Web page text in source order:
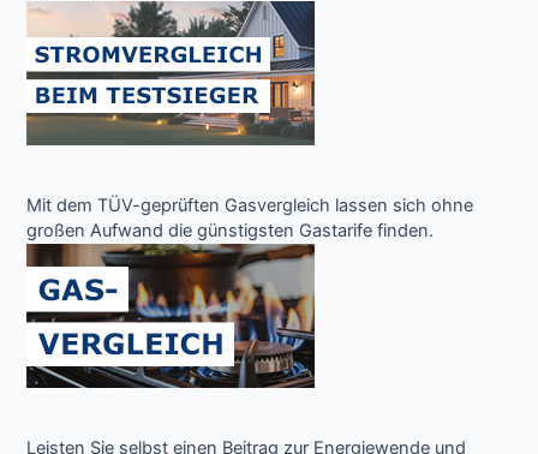
Mit dem TÜV-geprüften Gasvergleich lassen sich ohne
großen Aufwand die günstigsten Gastarife finden.
Leisten Sie selbst einen Beitrag zur Energiewende und